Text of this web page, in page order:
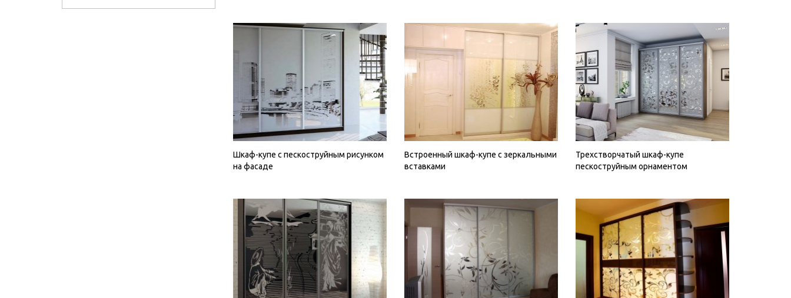
Шкаф-купе с пескоструйным рисунком
на фасаде
Встроенный шкаф-купе с зеркальными
вставками
Трехстворчатый шкаф-купе
пескоструйным орнаментом